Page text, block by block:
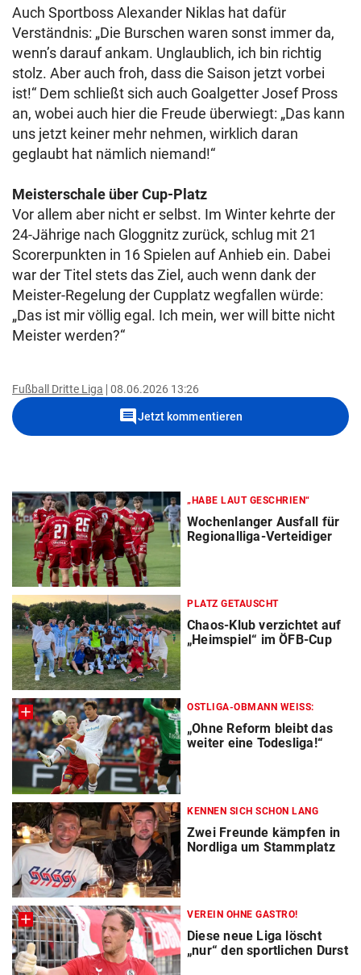
Auch Sportboss Alexander Niklas hat dafür
Verständnis: „Die Burschen waren sonst immer da,
wenn’s darauf ankam. Unglaublich, ich bin richtig
stolz. Aber auch froh, dass die Saison jetzt vorbei
ist!“ Dem schließt sich auch Goalgetter Josef Pross
an, wobei auch hier die Freude überwiegt: „Das kann
uns jetzt keiner mehr nehmen, wirklich daran
geglaubt hat nämlich niemand!“
Meisterschale über Cup-Platz
Vor allem aber nicht er selbst. Im Winter kehrte der
24-Jährige nach Gloggnitz zurück, schlug mit 21
Scorerpunkten in 16 Spielen auf Anhieb ein. Dabei
war der Titel stets das Ziel, auch wenn dank der
Meister-Regelung der Cupplatz wegfallen würde:
„Das ist mir völlig egal. Ich mein, wer will bitte nicht
Meister werden?“
Fußball Dritte Liga 08.06.2026 13:26
commentJetzt kommentieren
„HABE LAUT GESCHRIEN“
Wochenlanger Ausfall für
Regionalliga-Verteidiger
PLATZ GETAUSCHT
Chaos-Klub verzichtet auf
„Heimspiel“ im ÖFB-Cup
OSTLIGA-OBMANN WEISS:
„Ohne Reform bleibt das
weiter eine Todesliga!“
KENNEN SICH SCHON LANG
Zwei Freunde kämpfen in
Nordliga um Stammplatz
VEREIN OHNE GASTRO!
Diese neue Liga löscht
„nur“ den sportlichen Durst